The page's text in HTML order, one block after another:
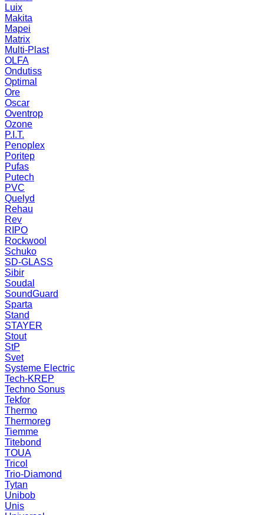
Luix
Makita
Mapei
Matrix
Multi-Plast
OLFA
Ondutiss
Optimal
Ore
Oscar
Oventrop
Ozone
P.I.T.
Penoplex
Poritep
Pufas
Putech
PVC
Quelyd
Rehau
Rev
RIPO
Rockwool
Schuko
SD-GLASS
Sibir
Soudal
SoundGuard
Sparta
Stand
STAYER
Stout
StP
Svet
Systeme Electric
Tech-KREP
Techno Sonus
Tekfor
Thermo
Thermoreg
Tiemme
Titebond
TOUA
Tricol
Trio-Diamond
Tytan
Unibob
Unis